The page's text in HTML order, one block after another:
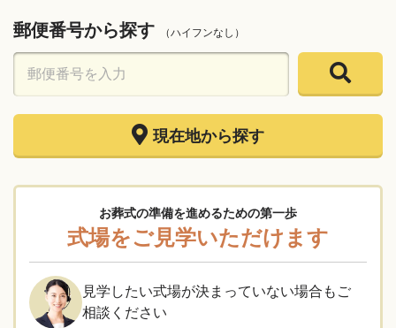
郵便番号から探す （ハイフンなし）
現在地から探す
お葬式の準備を進めるための第一歩
式場をご見学いただけます
見学したい式場が決まっていない場合もご
相談ください